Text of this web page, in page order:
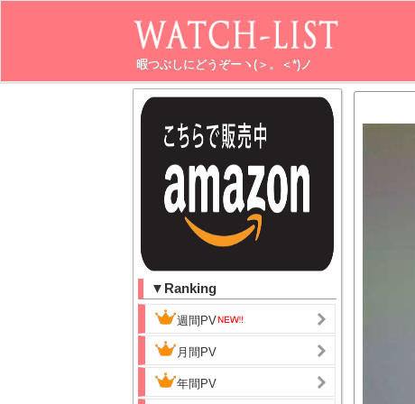
暇つぶしにどうぞーヽ(＞。＜*)ノ
▼Ranking
週間PV
月間PV
年間PV